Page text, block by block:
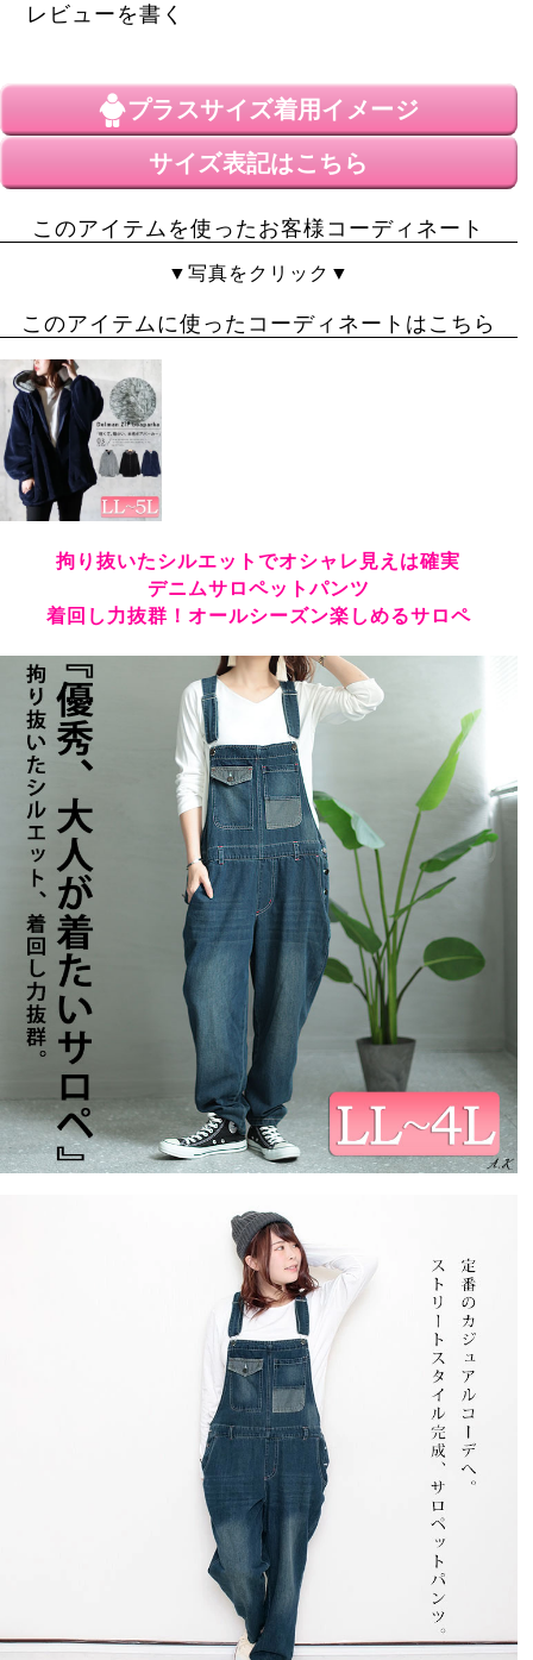
レビューを書く
プラスサイズ着用イメージ
サイズ表記はこちら
このアイテムを使ったお客様コーディネート
▼写真をクリック▼
このアイテムに使ったコーディネートはこちら
拘り抜いたシルエットでオシャレ見えは確実
デニムサロペットパンツ
着回し力抜群！オールシーズン楽しめるサロペ